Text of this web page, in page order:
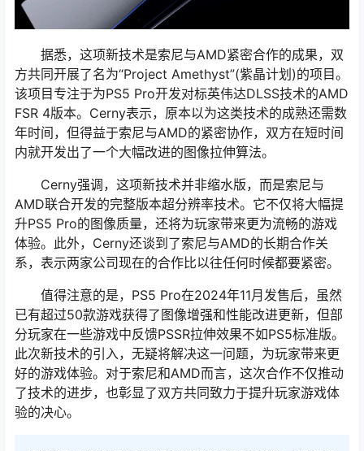
据悉，这项新技术是索尼与AMD紧密合作的成果，双
方共同开展了名为“Project Amethyst”(紫晶计划)的项目。
该项目专注于为PS5 Pro开发对标英伟达DLSS技术的AMD
FSR 4版本。Cerny表示，原本以为这类技术的成熟还需数
年时间，但得益于索尼与AMD的紧密协作，双方在短时间
内就开发出了一个大幅改进的图像拉伸算法。
Cerny强调，这项新技术并非缩水版，而是索尼与
AMD联合开发的完整版本超分辨率技术。它不仅将大幅提
升PS5 Pro的图像质量，还将为玩家带来更为流畅的游戏
体验。此外，Cerny还谈到了索尼与AMD的长期合作关
系，表示两家公司现在的合作比以往任何时候都要紧密。
值得注意的是，PS5 Pro在2024年11月发售后，虽然
已有超过50款游戏获得了图像增强和性能改进更新，但部
分玩家在一些游戏中反馈PSSR拉伸效果不如PS5标准版。
此次新技术的引入，无疑将解决这一问题，为玩家带来更
好的游戏体验。对于索尼和AMD而言，这次合作不仅推动
了技术的进步，也彰显了双方共同致力于提升玩家游戏体
验的决心。